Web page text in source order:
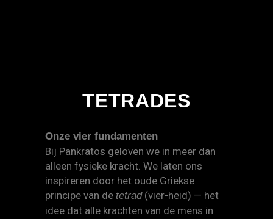
TETRADES
Onze vier fundamenten
Bij Pankratos geloven we in meer dan
alleen fysieke kracht. We laten ons
inspireren door het oude Griekse
principe van de tetrad(vier-heid) — het
idee dat alle krachten van de mens in